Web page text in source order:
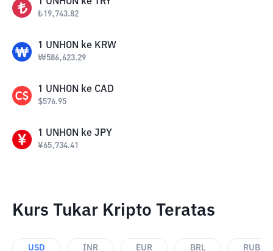
₺19,743.82
1 UNHON ke KRW
₩586,623.29
1 UNHON ke CAD
$576.95
1 UNHON ke JPY
¥65,734.41
Kurs Tukar Kripto Teratas
USD INR EUR BRL RUB